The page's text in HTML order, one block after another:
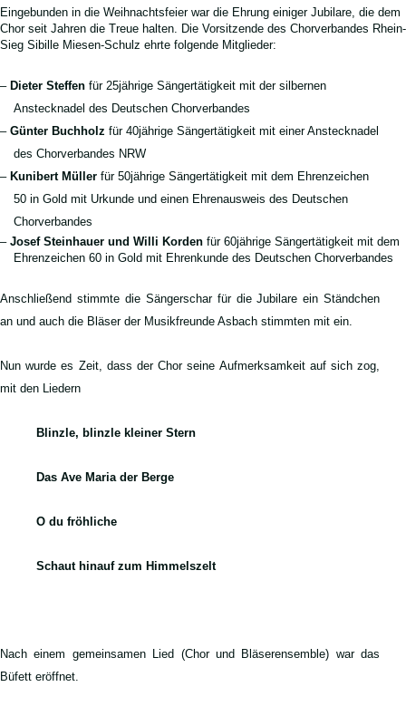
Eingebunden in die Weihnachtsfeier war die Ehrung einiger Jubilare, die dem
Chor seit Jahren die Treue halten. Die Vorsitzende des Chorverbandes Rhein-
Sieg Sibille Miesen-Schulz ehrte folgende Mitglieder:
– Dieter Steffen für 25jährige Sängertätigkeit mit der silbernen
Anstecknadel des Deutschen Chorverbandes
– Günter Buchholz für 40jährige Sängertätigkeit mit einer Anstecknadel
des Chorverbandes NRW
– Kunibert Müller für 50jährige Sängertätigkeit mit dem Ehrenzeichen
50 in Gold mit Urkunde und einen Ehrenausweis des Deutschen
Chorverbandes
– Josef Steinhauer und Willi Korden für 60jährige Sängertätigkeit mit dem
Ehrenzeichen 60 in Gold mit Ehrenkunde des Deutschen Chorverbandes
Anschließend stimmte die Sängerschar für die Jubilare ein Ständchen
an und auch die Bläser der Musikfreunde Asbach stimmten mit ein.
Nun wurde es Zeit, dass der Chor seine Aufmerksamkeit auf sich zog,
mit den Liedern
Blinzle, blinzle kleiner Stern
Das Ave Maria der Berge
O du fröhliche
Schaut hinauf zum Himmelszelt
Nach einem gemeinsamen Lied (Chor und Bläserensemble) war das
Büfett eröffnet.